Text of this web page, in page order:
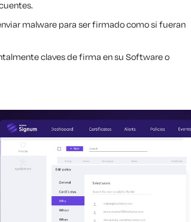
malware para ser firmado como si fueran
claves de firma en su Software o